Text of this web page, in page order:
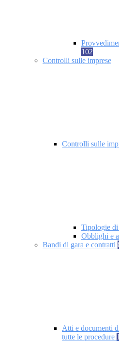
102
Controlli sulle imprese
Controlli sulle
Tipologie
Obblighi e
Bandi di gara e contratti
Atti e documenti
tutte le procedure